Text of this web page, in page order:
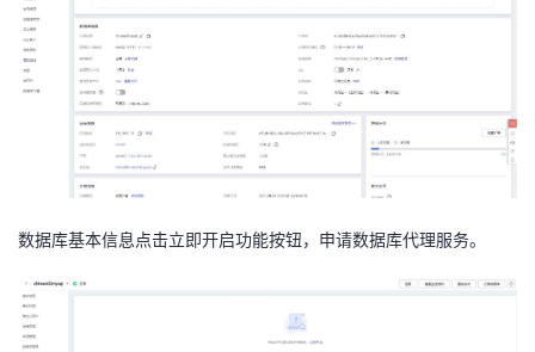
数据库基本信息点击立即开启功能按钮，申请数据库代理服务。